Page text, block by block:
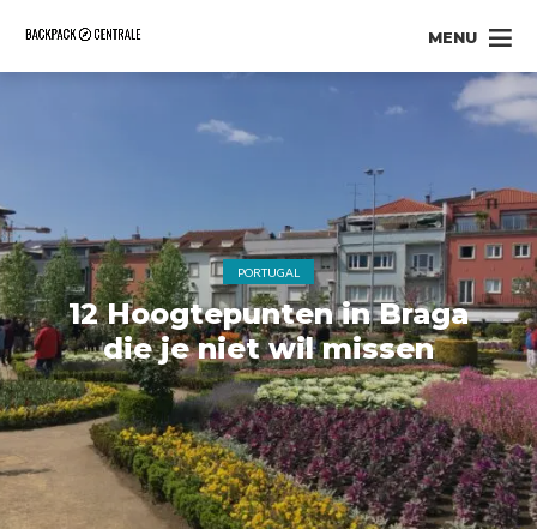
MENU
PORTUGAL
12 Hoogtepunten in Braga
die je niet wil missen